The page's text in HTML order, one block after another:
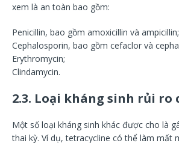
xem là an toàn bao gồm:
Penicillin, bao gồm amoxicillin và ampicillin;
Cephalosporin, bao gồm cefaclor và
Erythromycin;
Clindamycin.
2.3. Loại kháng sinh rủi ro
Một số loại kháng sinh khác được cho là
thai kỳ. Ví dụ, tetracycline có thể làm mất